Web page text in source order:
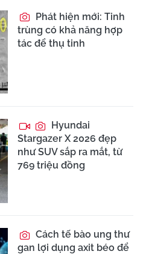
Phát hiện mới: Tinh
trùng có khả năng hợp
tác để thụ tinh
Hyundai
Stargazer X 2026 đẹp
như SUV sắp ra mắt, từ
769 triệu đồng
Cách tế bào ung thư
gan lợi dụng axit béo để